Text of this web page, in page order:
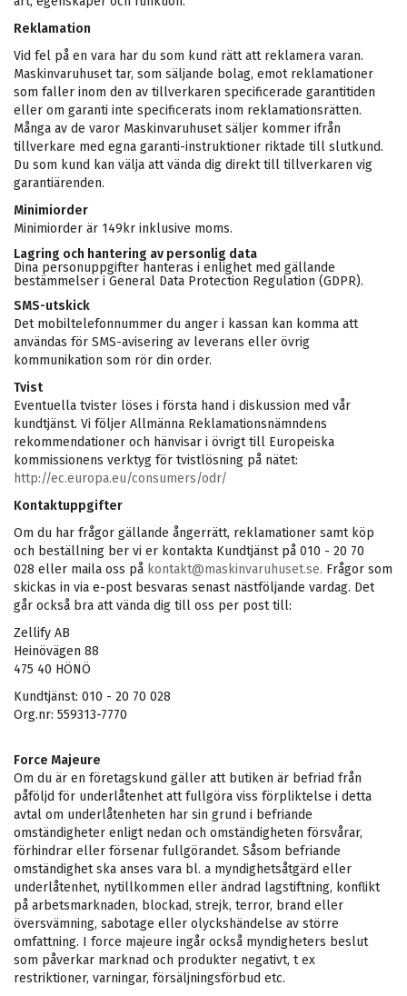
Reklamation
Vid fel på en vara har du som kund rätt att reklamera varan.
Maskinvaruhuset tar, som säljande bolag, emot reklamationer
som faller inom den av tillverkaren specificerade garantitiden
eller om garanti inte specificerats inom reklamationsrätten.
Många av de varor Maskinvaruhuset säljer kommer ifrån
tillverkare med egna garanti-instruktioner riktade till slutkund.
Du som kund kan välja att vända dig direkt till tillverkaren vig
garantiärenden.
Minimiorder
Minimiorder är 149kr inklusive moms.
Lagring och hantering av personlig data
Dina personuppgifter hanteras i enlighet med gällande
bestämmelser i General Data Protection Regulation (GDPR).
SMS-utskick
Det mobiltelefonnummer du anger i kassan kan komma att
användas för SMS-avisering av leverans eller övrig
kommunikation som rör din order.
Tvist
Eventuella tvister löses i första hand i diskussion med vår
kundtjänst. Vi följer Allmänna Reklamationsnämndens
rekommendationer och hänvisar i övrigt till Europeiska
kommissionens verktyg för tvistlösning på nätet:
http://ec.europa.eu/consumers/odr/
Kontaktuppgifter
Om du har frågor gällande ångerrätt, reklamationer samt köp
och beställning ber vi er kontakta Kundtjänst på 010 - 20 70
028 eller maila oss på kontakt@maskinvaruhuset.se. Frågor som
skickas in via e-post besvaras senast nästföljande vardag. Det
går också bra att vända dig till oss per post till:
Zellify AB
Heinövägen 88
475 40 HÖNÖ
Kundtjänst: 010 - 20 70 028
Org.nr: 559313-7770
Force Majeure
Om du är en företagskund gäller att butiken är befriad från
påföljd för underlåtenhet att fullgöra viss förpliktelse i detta
avtal om underlåtenheten har sin grund i befriande
omständigheter enligt nedan och omständigheten försvårar,
förhindrar eller försenar fullgörandet. Såsom befriande
omständighet ska anses vara bl. a myndighetsåtgärd eller
underlåtenhet, nytillkommen eller ändrad lagstiftning, konflikt
på arbetsmarknaden, blockad, strejk, terror, brand eller
översvämning, sabotage eller olyckshändelse av större
omfattning. I force majeure ingår också myndigheters beslut
som påverkar marknad och produkter negativt, t ex
restriktioner, varningar, försäljningsförbud etc.